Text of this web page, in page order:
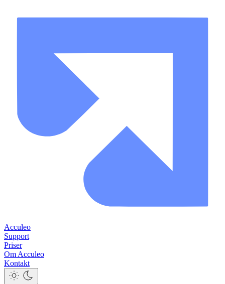
Acculeo
Support
Priser
Om Acculeo
Kontakt